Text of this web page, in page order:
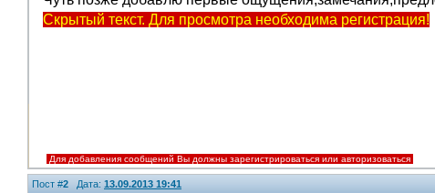
Скрытый текст. Для просмотра необходима регистрация!
Для добавления сообщений Вы должны зарегистрироваться или авторизоваться
Пост #2 Дата: 13.09.2013 19:41